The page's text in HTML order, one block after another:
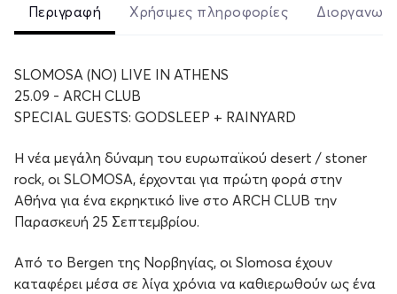
Περιγραφή Χρήσιμες πληροφορίες
SLOMOSA (NO) LIVE IN ATHENS
25.09 - ARCH CLUB
SPECIAL GUESTS: GODSLEEP + RAINYARD
Η νέα μεγάλη δύναμη του ευρωπαϊκού desert / stoner
rock, οι SLOMOSA, έρχονται για πρώτη φορά στην
Αθήνα για ένα εκρηκτικό live στο ARCH CLUB την
Παρασκευή 25 Σεπτεμβρίου.
Από το Bergen της Νορβηγίας, οι Slomosa έχουν
καταφέρει μέσα σε λίγα χρόνια να καθιερωθούν ως ένα